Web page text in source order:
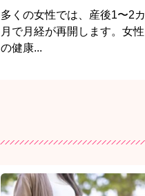
多くの女性では、産後1〜2カ
月で月経が再開します。女性
の健康...